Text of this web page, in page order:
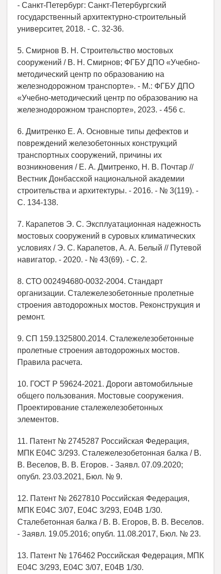
- Санкт-Петербург: Санкт-Петербургский
государственный архитектурно-строительный
университет, 2018. - С. 32-36.
5. Смирнов В. Н. Строительство мостовых
сооружений / В. Н. Смирнов; ФГБУ ДПО «Учебно-
методический центр по образованию на
железнодорожном транспорте». - М.: ФГБУ ДПО
«Учебно-методический центр по образованию на
железнодорожном транспорте», 2023. - 456 с.
6. Дмитренко Е. А. Основные типы дефектов и
повреждений железобетонных конструкций
транспортных сооружений, причины их
возникновения / Е. А. Дмитренко, Н. В. Почтар //
Вестник Донбасской национальной академии
строительства и архитектуры. - 2016. - № 3(119). -
С. 134-138.
7. Карапетов Э. С. Эксплуатационная надежность
мостовых сооружений в суровых климатических
условиях / Э. С. Карапетов, А. А. Белый // Путевой
навигатор. - 2020. - № 43(69). - С. 2.
8. СТО 002494680-0032-2004. Стандарт
организации. Сталежелезобетонные пролетные
строения автодорожных мостов. Реконструкция и
ремонт.
9. СП 159.1325800.2014. Сталежелезобетонные
пролетные строения автодорожных мостов.
Правила расчета.
10. ГОСТ Р 59624-2021. Дороги автомобильные
общего пользования. Мостовые сооружения.
Проектирование сталежелезобетонных
элементов.
11. Патент № 2745287 Российская Федерация,
МПК E04C 3/293. Сталежелезобетонная балка / В.
В. Веселов, В. В. Егоров. - Заявл. 07.09.2020;
опубл. 23.03.2021, Бюл. № 9.
12. Патент № 2627810 Российская Федерация,
МПК E04C 3/07, E04C 3/293, E04В 1/30.
Сталебетонная балка / В. В. Егоров, В. В. Веселов.
- Заявл. 19.05.2016; опубл. 11.08.2017, Бюл. № 23.
13. Патент № 176462 Российская Федерация, МПК
Е04С 3/293, Е04С 3/07, E04B 1/30.